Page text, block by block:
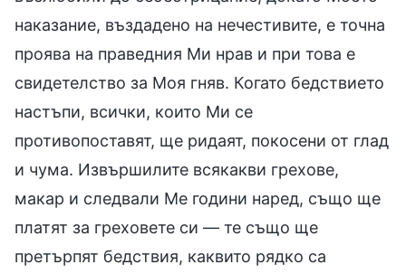
наказание, въздадено на нечестивите, е точна
проява на праведния Ми нрав и при това е
свидетелство за Моя гняв. Когато бедствието
настъпи, всички, които Ми се
противопоставят, ще ридаят, покосени от глад
и чума. Извършилите всякакви грехове,
макар и следвали Ме години наред, също ще
платят за греховете си — те също ще
претърпят бедствия, каквито рядко са